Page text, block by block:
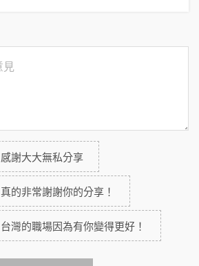
感謝大大無私分享
真的非常謝謝你的分享！
台灣的職場因為有你變得更好！